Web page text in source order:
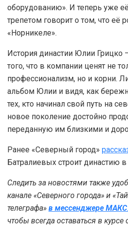
оборудованию». И теперь уже
трепетом говорит о том, что её
«Норникеле».
История династии Юлии Грицко
того, что в компании ценят не
профессионализм, но и корни.
альбом Юлии и видя, как
тех, кто начинал свой путь на
новое поколение достойно
переданную им близкими и
Ранее «Северный город»
Батралиевых строит династию
Следить за новостями также
канале «Северного города» и
телеграфа» в мессенджере MAКС.
чтобы всегда оставаться в курсе